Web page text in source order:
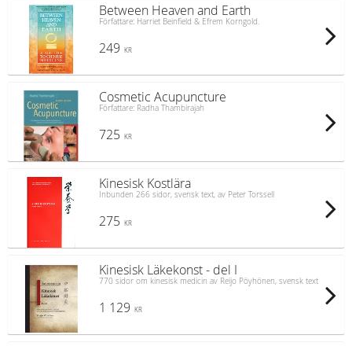
Between Heaven and Earth
Författare: Harriet Beinfield & Efrem Korngold.
249 KR
Cosmetic Acupuncture
Författare: Radha Thambirajah
725 KR
Kinesisk Kostlära
Inbunden 266 sidor, svensk text, av Peter Torssell
275 KR
Kinesisk Läkekonst - del I
770 sidor om kinesisk medicin av Reijo Pöyhönen, svensk text
1 129 KR